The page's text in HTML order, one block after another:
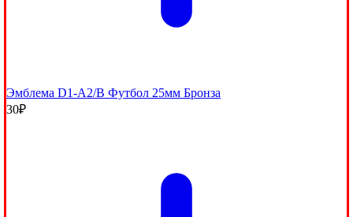
Эмблема D1-A2/B Футбол 25мм Бронза
30₽